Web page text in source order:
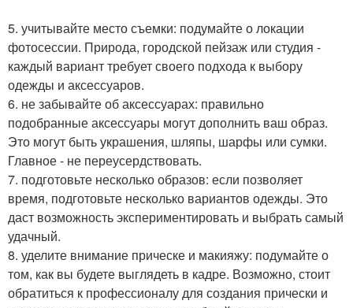
5. учитывайте место съемки: подумайте о локации
фотосессии. Природа, городской пейзаж или студия -
каждый вариант требует своего подхода к выбору
одежды и аксессуаров.
6. не забывайте об аксессуарах: правильно
подобранные аксессуары могут дополнить ваш образ.
Это могут быть украшения, шляпы, шарфы или сумки.
Главное - не переусердствовать.
7. подготовьте несколько образов: если позволяет
время, подготовьте несколько вариантов одежды. Это
даст возможность экспериментировать и выбрать самый
удачный.
8. уделите внимание прическе и макияжу: подумайте о
том, как вы будете выглядеть в кадре. Возможно, стоит
обратиться к профессионалу для создания прически и